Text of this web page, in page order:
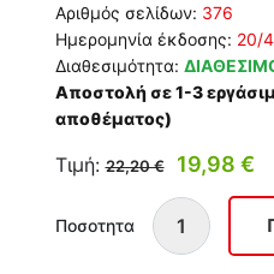
Αριθμός σελίδων: 376
Ημερομηνία έκδοσης: 20/
Διαθεσιμότητα:
Αποστολή σε 1-3
αποθέματος)
Τιμή:22,20 € 19,98 €
Ποσοτητα